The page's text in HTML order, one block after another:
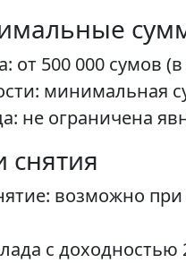
500 000 сумов
минимальная
не ограничена
снятия
возможно
с доходностью